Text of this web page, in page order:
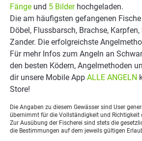
Fänge und 5 Bilderhochgeladen.
Die am häufigsten gefangenen
Döbel, Flussbarsch, Brachse,
Zander. Die erfolgreichste
Für mehr Infos zum Angeln an
den besten Ködern, Angelmethoden
dir unsere Mobile App ALLE ANGELN
Store!
Die Angaben zu diesem Gewässer sind User
übernimmt für die Vollständigkeit und Richtigkeit
Zur Ausübung der Fischerei sind stets die
die Bestimmungen auf dem jeweils gültigen